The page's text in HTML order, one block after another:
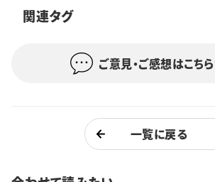
関連タグ
ご意見・ご感想はこち
一覧に戻る